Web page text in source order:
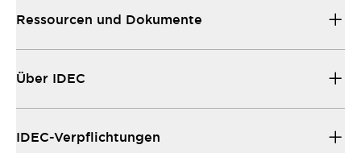
Ressourcen und Dokumente
Über IDEC
IDEC-Verpflichtungen